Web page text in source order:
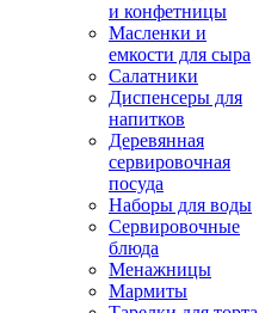
и конфетницы
Масленки и
емкости для сыра
Салатники
Диспенсеры для
напитков
Деревянная
сервировочная
посуда
Наборы для воды
Сервировочные
блюда
Менажницы
Мармиты